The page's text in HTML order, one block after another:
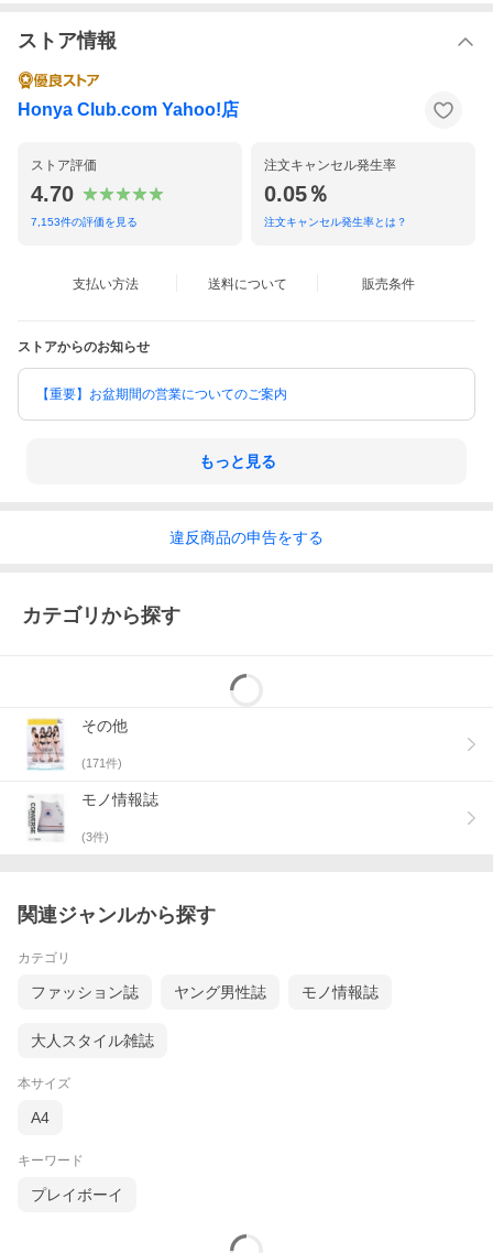
子、
再開した劇場公演「ただいま！十人十色」で久々のステージに立
ったNGT48の西村菜那子、
3／13発売の55枚目シングルで初の選抜メンバーに選ばれたAKB4
8・矢作萌夏、
ドラマ「初めて恋をした日に読む話」に出演中の女優・吉川愛、
川上千尋が登場する。
このほか、欅坂46に新たに加入した2期生が9カ月連続で1人ずつ
第1弾の今号は森田ひかるが透明感と未来への躍動を感じる、
さらに、今春の卒業が決定しているSKE48・松村香織、
世の中が仰天するほどの美姿を披露している。
（内容は変更になる場合があります）
ストア情報
Honya Club.com Yahoo!店
ストア評価
4.70
7,153件の評価を見る
注文キャンセル発生率
0.05％
注文キャンセル発生率とは？
支払い方法 送料について 販売条件
ストアからのお知らせ
【重要】お盆期間の営業についてのご案内
もっと見る
違反商品の申告をする
カテゴリから探す
その他
(171件)
モノ情報誌
(3件)
関連ジャンルから探す
カテゴリ
ファッション誌 ヤング男性誌 モノ情報誌
大人スタイル雑誌
本サイズ
A4
キーワード
プレイボーイ